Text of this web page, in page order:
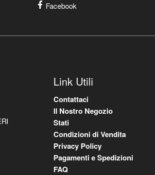
Facebook
Link Utili
Contattaci
Il Nostro Negozio
Stati
Condizioni di Vendita
Privacy Policy
Pagamenti e Spedizioni
FAQ